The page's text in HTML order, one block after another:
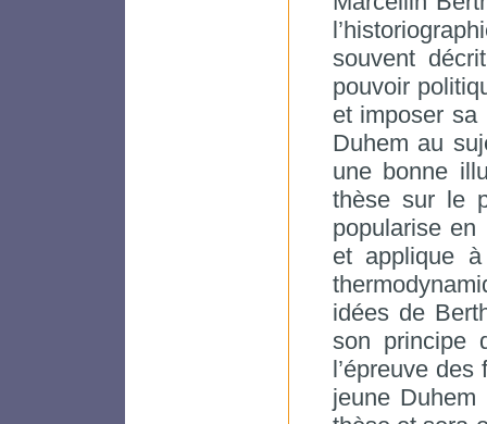
souvent
pouvoir
et imposer sa
Duhem au
une bonne
thèse sur le
popularise
et applique
idées de
son principe
l’épreuve
jeune